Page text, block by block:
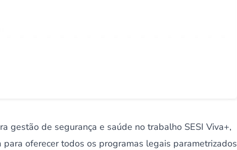
gestão de segurança e saúde no trabalho SESI Viva+,
oferecer todos os programas legais parametrizados